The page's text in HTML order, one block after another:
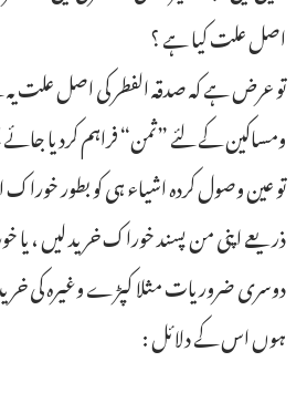
اصل علت کیا ہے ؟
تو عرض ہے کہ صدقہ الفطر کی اصل علت
ومساکین کے لئے ”ثمن“ فراہم کردیا
تو عین وصول کردہ اشیاء ہی کو بطور
ذریعے اپنی من پسند خوراک خرید لیں ،
دوسری ضروریات مثلا کپڑے وغیرہ کی
ہوں اس کے دلائل :